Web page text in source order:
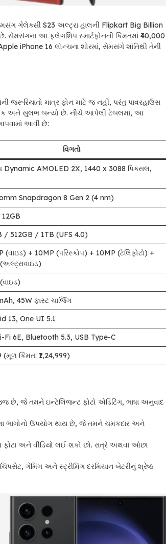
ગેલેક્સી S23 અલ્ટ્રા હાલની Flipkart Big Billion
સેમસંગના આ ફ્લેગશિપ સ્માર્ટફોનની કિંમતમાં ₹40,000
iPhone 16 લૉન્ચના શોરમાં, સેમસંગે શાંતિથી તેની
જરૂરિયાતો માત્ર ફોન માટે જ નહીં, પરંતુ પાવરહાઉસ
અને સુલભ બન્યો છે. નીચે આપેલી ટેબલમાં, આ
આવી છે:
વિગતો
Dynamic AMOLED 2X, 1440 x 3088 પિક્સલ,
Snapdragon 8 Gen 2 (4 nm)
/ 512GB / 1TB (UFS 4.0)
(વાઇડ) + 10MP (પરિસ્કોપ) + 10MP (ટેલિફોટો) +
45W ફાસ્ટ ચાર્જિંગ
13, One UI 5.1
Fi 6E, Bluetooth 5.3, USB Type-C
(મૂળ કિંમત: ₹1,24,999)
છે, જે તમને ઇન્ટેલિજન્ટ ફોટો એડિટિંગ, ભાષા અનુવાદ
ભાગોનો ઉપયોગ થાય છે, જે તમને ચમકદાર અને
અને વીડિયો લઈ શકો છો. રાત્રે અથવા ઓછા
ગેમિંગ અને સ્ટ્રીમિંગ દરમિયાન બેટરીનું શ્રેષ્ઠ